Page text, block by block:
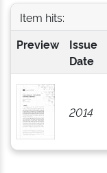
Item hits:
Preview
Issue
Date
2014